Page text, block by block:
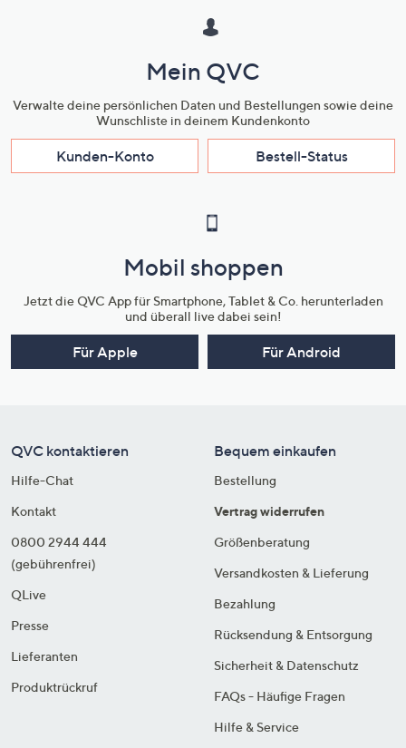
Mein QVC
Verwalte deine persönlichen Daten und Bestellungen sowie deine
Wunschliste in deinem Kundenkonto
Kunden-Konto Bestell-Status
Mobil shoppen
Jetzt die QVC App für Smartphone, Tablet & Co. herunterladen
und überall live dabei sein!
Für Apple Für Android
QVC kontaktieren
Hilfe-Chat
Kontakt
0800 2944 444
(gebührenfrei)
QLive
Presse
Lieferanten
Produktrückruf
Bequem einkaufen
Bestellung
Vertrag widerrufen
Größenberatung
Versandkosten & Lieferung
Bezahlung
Rücksendung & Entsorgung
Sicherheit & Datenschutz
FAQs - Häufige Fragen
Hilfe & Service